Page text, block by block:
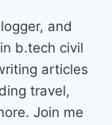
and
b.tech civil
articles
travel,
Join me